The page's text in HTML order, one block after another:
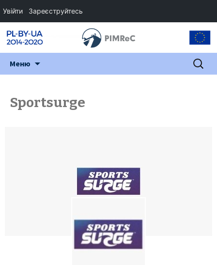
Меню Пошук:
Sportsurge
Увійти Зареєструйтесь